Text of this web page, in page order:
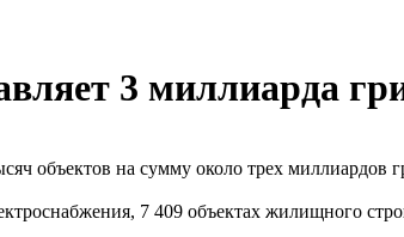
3 миллиарда
объектов на сумму около трех миллиардов
7 409 объектах жилищного